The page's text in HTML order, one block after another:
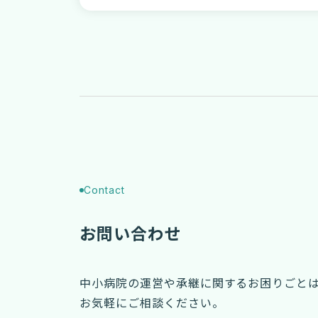
Contact
お問い合わせ
中小病院の運営や承継に関するお困りごと
お気軽にご相談ください。